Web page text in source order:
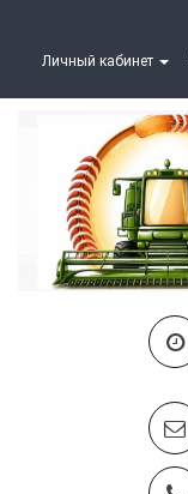
Личный кабинет